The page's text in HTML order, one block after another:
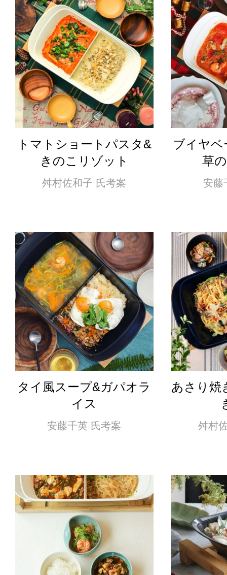
トマトショートパスタ&
きのこリゾット
舛村佐和子 氏考案
ブイヤ
草
安藤
タイ風スープ&ガパオラ
イス
安藤千英 氏考案
あさり焼
舛村